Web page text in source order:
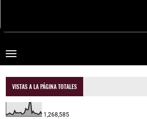
VISTAS A LA PÁGINA TOTALES
1,268,585